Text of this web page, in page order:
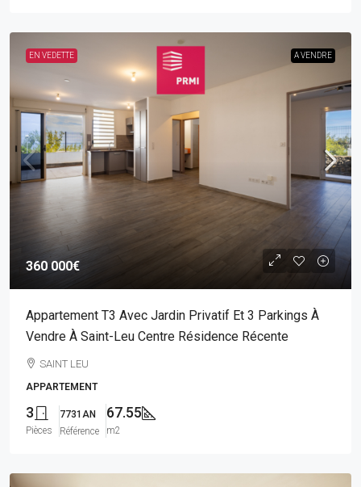
EN VEDETTE A VENDRE
360 000€
Appartement T3 Avec Jardin Privatif Et 3 Parkings À
Vendre À Saint-Leu Centre Résidence Récente
SAINT LEU
APPARTEMENT
3
Pièces
7731AN
Référence
67.55
m2